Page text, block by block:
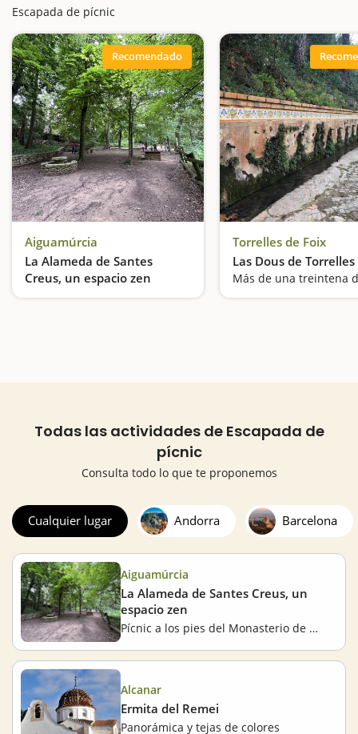
parques infantiles, junto al río,…
Escapada de pícnic
Recomendado
Aiguamúrcia
La Alameda de Santes
Creus, un espacio zen
Pícnic a los pies del Monasterio de Santes Creus
Torrelles de Foix
Las Dous de
Todas las actividades de Escapada de
pícnic
Consulta todo lo que te proponemos
Cualquier lugar Andorra Barcelona
Aiguamúrcia
La Alameda de Santes Creus, un
espacio zen
Pícnic a los pies del Monasterio de Santes Creus
Alcanar
Ermita del Remei
Panorámica y tejas de colores